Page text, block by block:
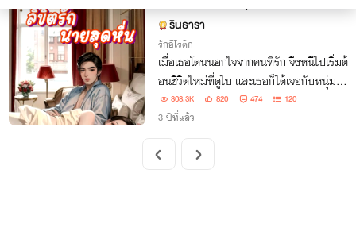
รินธารา
รักอีโรติก
เมื่อเธอโดนนอกใจจากคนที่รัก จึงหนีไปเริ่มต้
อนชีวิตใหม่ที่ดูไบ และเธอก็ได้เจอกับหนุ่มอา
หรับสุดแซ่บ ที่มายั่วยวนหลอกล่อให้เธอมีเ
ซ็กส์ที่เร่าร้อนกับเขา และเขายังต้องการให้เธ
308.3K 820 474 120
3 ปีที่แล้ว